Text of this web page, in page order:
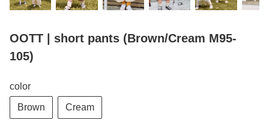
OOTT | short pants (Brown/Cream M95-
105)
color
Brown Cream